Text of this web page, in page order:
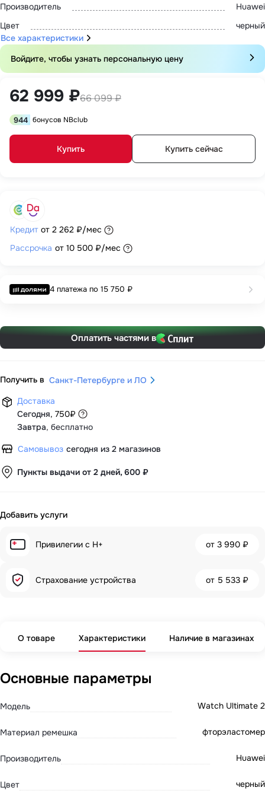
Производитель
Huawei
Цвет
черный
Все характеристики
Войдите, чтобы узнать персональную цену
62 999 ₽66 099 ₽
944 бонусов NBclub
Купить Купить сейчас
Кредит от 2 262 ₽/мес
Рассрочка от 10 500 ₽/мес
4 платежа по 15 750 ₽
Оплатить частями в
Получить в Санкт-Петербурге и ЛО
Доставка
Сегодня, 750₽
Завтра, бесплатно
Самовывоз сегодня из 2 магазинов
Пункты выдачи от 2 дней, 600 ₽
Добавить услуги
Привилегии с H+ от 3 990 ₽
Страхование устройства от 5 533 ₽
О товаре Характеристики Наличие в магазинах
Основные параметры
Модель Watch Ultimate 2
Материал ремешка фторэластомер
Производитель Huawei
Цвет черный